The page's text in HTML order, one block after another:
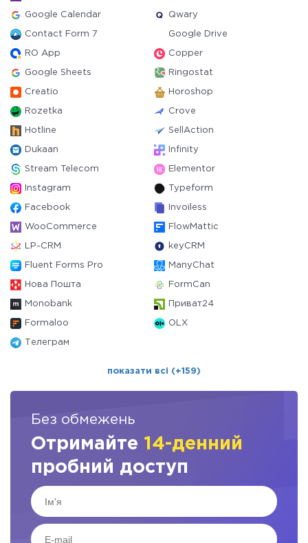
Google Calendar Qwary
Contact Form 7 Google Drive
RO App Copper
Google Sheets Ringostat
Creatio Horoshop
Rozetka Crove
Hotline SellAction
Dukaan Infinity
Stream Telecom Elementor
Instagram Typeform
Facebook Invoiless
WooCommerce FlowMattic
LP-CRM keyCRM
Fluent Forms Pro ManyChat
Нова Пошта FormCan
Monobank Приват24
Formaloo OLX
Телеграм
показати всі (+159)
Без обмежень
Отримайте 14-денний
пробний доступ